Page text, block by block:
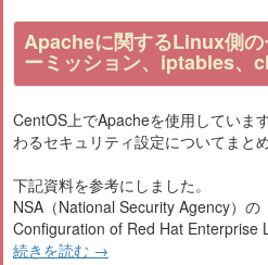
Apacheに関するLinux側
ーミッション、iptables、
CentOS上でApacheを使用していま
わるセキュリティ設定についてまと
下記資料を参考にしました。
NSA（National Security Agency）
Configuration of Red Hat Enterprise
続きを読む →